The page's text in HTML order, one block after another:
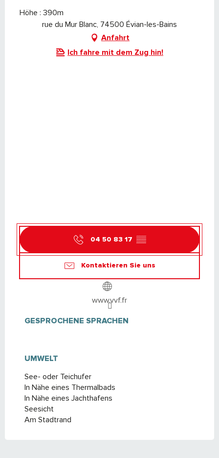
Höhe : 390m
rue du Mur Blanc, 74500 Évian-les-Bains
Anfahrt
Ich fahre mit dem Zug hin!
04 50 83 17 ▒▒
Kontaktieren Sie uns
www.vvf.fr
GESPROCHENE SPRACHEN
GESPROCHENE SPRACHEN
UMWELT
UMWELT
See- oder Teichufer
In Nähe eines Thermalbads
In Nähe eines Jachthafens
Seesicht
Am Stadtrand